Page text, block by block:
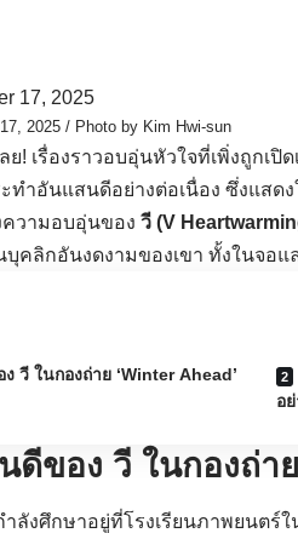
2025 / Photo by Kim Hwi-sun
ย! เรื่องราวอบอุ่นหัวใจที่เพิ่งถูกเ
ะทำอันแสนดีอย่างต่อเนื่อง ซึ่งแสด
ความอบอุ่นของ วี (V
บุคลิกอันงดงามของเขา ทั้งในจอแ
วี ในกองถ่าย ‘Winter Ahead’
อ
ดีของ วี ในกองถ่าย
ลังศึกษาอยู่ที่โรงเรียนภาพยนตร์